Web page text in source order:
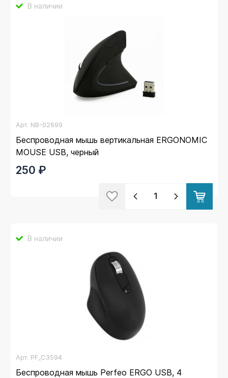
В наличии
Арт. NB-02699
Беспроводная мышь вертикальная ERGONOMIC
MOUSE USB, черный
250 ₽
В наличии
Арт. PF_C3594
Беспроводная мышь Perfeo ERGO USB, 4